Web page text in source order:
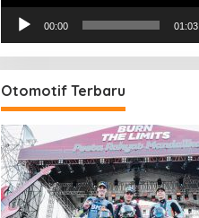
00:00 01:03
Otomotif Terbaru